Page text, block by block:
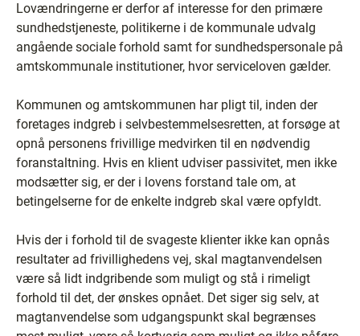
Lovændringerne er derfor af interesse for den primære
sundhedstjeneste, politikerne i de kommunale udvalg
angående sociale forhold samt for sundhedspersonale på
amtskommunale institutioner, hvor serviceloven gælder.
Kommunen og amtskommunen har pligt til, inden der
foretages indgreb i selvbestemmelsesretten, at forsøge at
opnå personens frivillige medvirken til en nødvendig
foranstaltning. Hvis en klient udviser passivitet, men ikke
modsætter sig, er der i lovens forstand tale om, at
betingelserne for de enkelte indgreb skal være opfyldt.
Hvis der i forhold til de svageste klienter ikke kan opnås
resultater ad frivillighedens vej, skal magtanvendelsen
være så lidt indgribende som muligt og stå i rimeligt
forhold til det, der ønskes opnået. Det siger sig selv, at
magtanvendelse som udgangspunkt skal begrænses